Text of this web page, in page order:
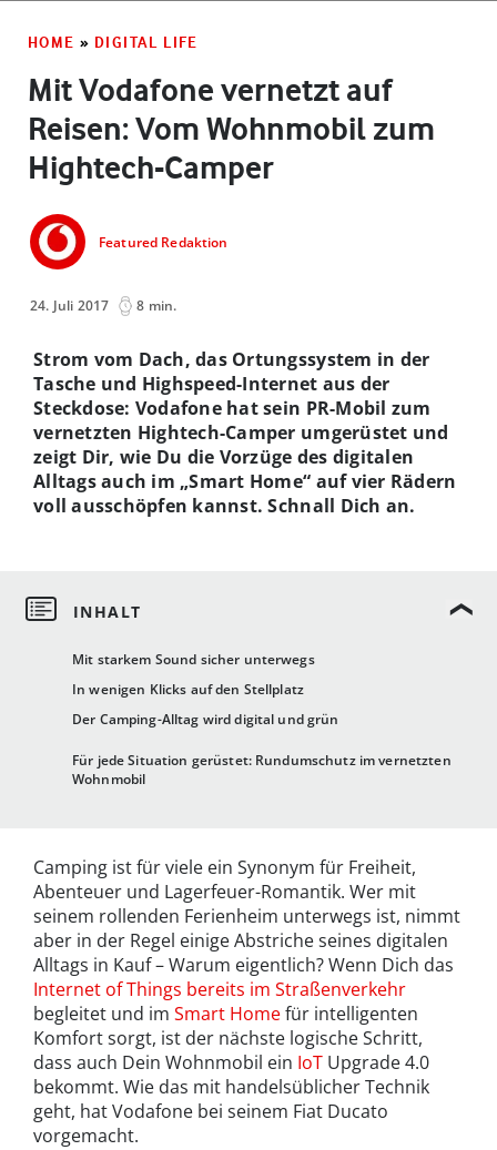
HOME » DIGITAL LIFE
Mit Vodafone vernetzt auf
Reisen: Vom Wohnmobil zum
Hightech-Camper
Featured Redaktion
24. Juli 2017 8 min.
Mit starkem Sound sicher unterwegs
In wenigen Klicks auf den Stellplatz
Der Camping-Alltag wird digital und grün
Für jede Situation gerüstet: Rundumschutz im vernetzten
Wohnmobil
Strom vom Dach, das Ortungssystem in der
Tasche und Highspeed-Internet aus der
Steckdose: Vodafone hat sein PR-Mobil zum
vernetzten Hightech-Camper umgerüstet und
zeigt Dir, wie Du die Vorzüge des digitalen
Alltags auch im „Smart Home“ auf vier Rädern
voll ausschöpfen kannst. Schnall Dich an.
Camping ist für viele ein Synonym für Freiheit,
Abenteuer und Lagerfeuer-Romantik. Wer mit
seinem rollenden Ferienheim unterwegs ist, nimmt
aber in der Regel einige Abstriche seines digitalen
Alltags in Kauf – Warum eigentlich? Wenn Dich das
Internet of Things bereits im Straßenverkehr
begleitet und im Smart Homefür intelligenten
Komfort sorgt, ist der nächste logische Schritt,
dass auch Dein Wohnmobil ein IoT Upgrade 4.0
bekommt. Wie das mit handelsüblicher Technik
geht, hat Vodafone bei seinem Fiat Ducato
vorgemacht.